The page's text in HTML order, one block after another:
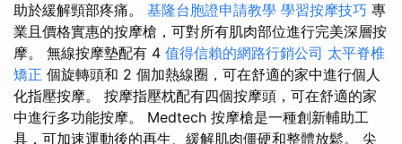
助於緩解頸部疼痛。 基隆台胞證申請教學 學習按摩技巧 專
業且價格實惠的按摩槍，可對所有肌肉部位進行完美深層按
摩。 無線按摩墊配有 4 值得信賴的網路行銷公司 太平脊椎
矯正 個旋轉頭和 2 個加熱線圈，可在舒適的家中進行個人
化指壓按摩。 按摩指壓枕配有四個按摩頭，可在舒適的家
中進行多功能按摩。 Medtech 按摩槍是一種創新輔助工
具，可加速運動後的再生、緩解肌肉僵硬和整體放鬆。 尖